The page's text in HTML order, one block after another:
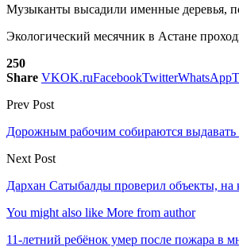
Музыканты высадили именные деревья,
Экологический месячник в Астане
250
Share VKOK.ruFacebookTwitterWhatsApp
Prev Post
Дорожным рабочим собираются
Next Post
Дархан Сатыбалды проверил объекты,
You might also like More from author
11-летний ребёнок умер после пожара в